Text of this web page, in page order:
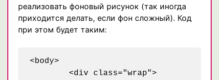
реализовать фоновый рисунок (так иногда
приходится делать, если фон сложный). Код
при этом будет таким:
<body>